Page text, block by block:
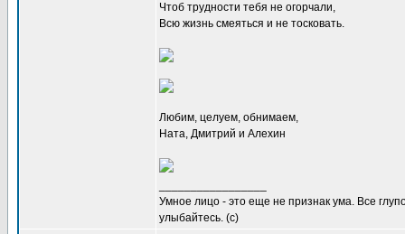
Чтоб трудности тебя не огорчали,
Всю жизнь смеяться и не тосковать.
Любим, целуем, обнимаем,
Ната, Дмитрий и Алехин
Умное лицо - это еще не признак ума. Все
улыбайтесь. (с)